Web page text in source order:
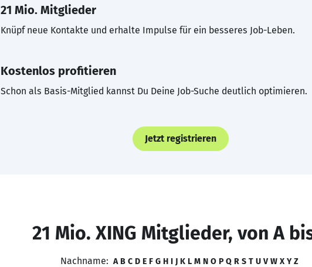
21 Mio. Mitglieder
Knüpf neue Kontakte und erhalte Impulse für ein besseres Job-Leben.
Kostenlos profitieren
Schon als Basis-Mitglied kannst Du Deine Job-Suche deutlich optimieren.
Jetzt registrieren
21 Mio. XING Mitglieder, von A
Nachname: A B C D E F G H I J K L M N O P Q R S T U V W X Y Z